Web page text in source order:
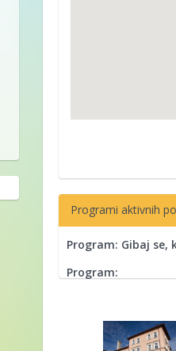
Programi aktivnih
Program: Gibaj se,
Program: